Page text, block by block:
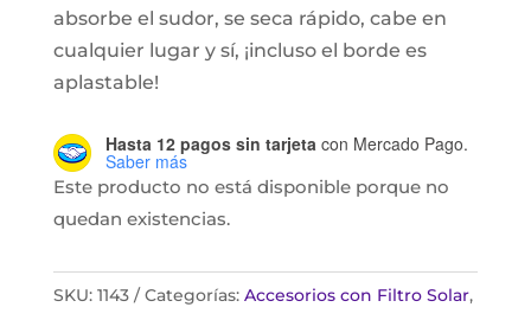
absorbe el sudor, se seca rápido, cabe en
cualquier lugar y sí, ¡incluso el borde es
aplastable!
Hasta 12 pagos sin tarjetacon Mercado Pago.
Saber más
Este producto no está disponible porque no
quedan existencias.
SKU: 1143 Categorías: Accesorios con Filtro Solar,